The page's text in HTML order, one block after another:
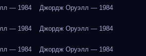
— 1984 Джордж Оруэлл — 1984
— 1984 Джордж Оруэлл — 1984
— 1984 Джордж Оруэлл — 1984